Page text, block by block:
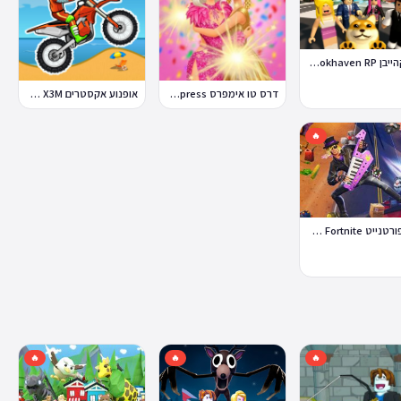
ברוקהייבן Brookhaven RP
דרס טו אימפרס Dress To Impress אופנוע אקסטרים Moto X3M
🔥
לגו פורטנייט Lego Fortnite
🔥
🔥
🔥